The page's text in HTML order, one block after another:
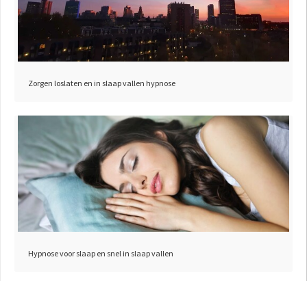
Zorgen loslaten en in slaap vallen hypnose
Hypnose voor slaap en snel in slaap vallen